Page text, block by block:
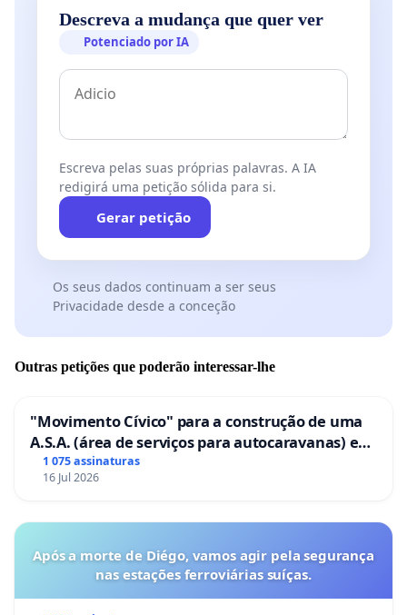
Descreva a mudança que quer ver
Potenciado por IA
Escreva pelas suas próprias palavras. A IA
redigirá uma petição sólida para si.
Gerar petição
Os seus dados continuam a ser seus
Privacidade desde a conceção
Outras petições que poderão interessar-lhe
"Movimento Cívico" para a construção de uma
A.S.A. (área de serviços para autocaravanas) em
Coimbra
1 075 assinaturas
16 Jul 2026
Após a morte de Diégo, vamos agir pela segurança
nas estações ferroviárias suíças.